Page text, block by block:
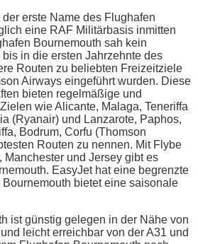
erste Name des Flughafen
eine RAF Militärbasis inmitten
Bournemouth sah kein
in die ersten Jahrzehnte des
Routen zu beliebten Freizeitziele
Airways eingeführt wurden. Diese
bieten regelmäßige und
wie Alicante, Malaga, Teneriffa
(Ryanair) und Lanzarote, Paphos,
Bodrum, Corfu (Thomson
Routen zu nennen. Mit Flybe
Manchester und Jersey gibt es
EasyJet hat eine begrenzte
bietet eine saisonale
ist günstig gelegen in der Nähe von
leicht erreichbar von der A31 und